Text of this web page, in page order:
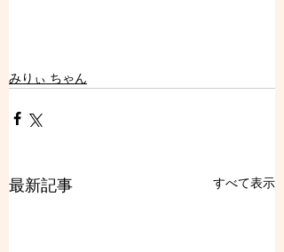
みりぃ ちゃん
最新記事 すべて表示